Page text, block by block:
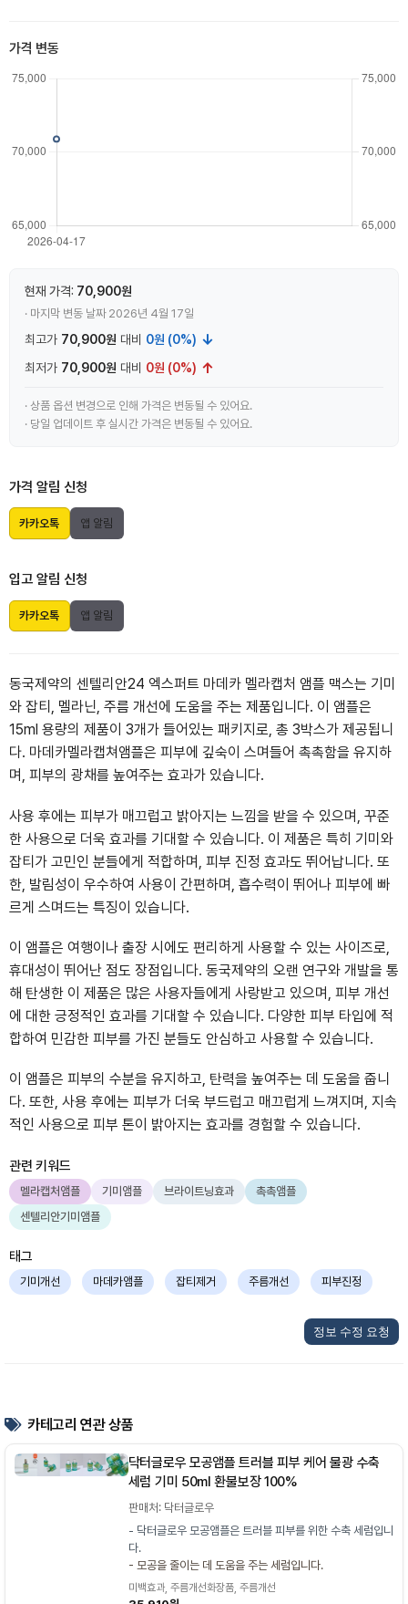
가격 변동
현재 가격: 70,900원
· 마지막 변동 날짜 2026년 4월 17일
최고가 70,900원 대비 0원 (0%) ↓
최저가 70,900원 대비 0원 (0%) ↑
· 상품 옵션 변경으로 인해 가격은 변동될 수 있어요.
· 당일 업데이트 후 실시간 가격은 변동될 수 있어요.
가격 알림 신청
카카오톡 앱 알림
입고 알림 신청
카카오톡 앱 알림
동국제약의 센텔리안24 엑스퍼트 마데카 멜라캡처 앰플 맥스는 기미
와 잡티, 멜라닌, 주름 개선에 도움을 주는 제품입니다. 이 앰플은
15ml 용량의 제품이 3개가 들어있는 패키지로, 총 3박스가 제공됩니
다. 마데카멜라캡쳐앰플은 피부에 깊숙이 스며들어 촉촉함을 유지하
며, 피부의 광채를 높여주는 효과가 있습니다.
사용 후에는 피부가 매끄럽고 밝아지는 느낌을 받을 수 있으며, 꾸준
한 사용으로 더욱 효과를 기대할 수 있습니다. 이 제품은 특히 기미와
잡티가 고민인 분들에게 적합하며, 피부 진정 효과도 뛰어납니다. 또
한, 발림성이 우수하여 사용이 간편하며, 흡수력이 뛰어나 피부에 빠
르게 스며드는 특징이 있습니다.
이 앰플은 여행이나 출장 시에도 편리하게 사용할 수 있는 사이즈로,
휴대성이 뛰어난 점도 장점입니다. 동국제약의 오랜 연구와 개발을 통
해 탄생한 이 제품은 많은 사용자들에게 사랑받고 있으며, 피부 개선
에 대한 긍정적인 효과를 기대할 수 있습니다. 다양한 피부 타입에 적
합하여 민감한 피부를 가진 분들도 안심하고 사용할 수 있습니다.
이 앰플은 피부의 수분을 유지하고, 탄력을 높여주는 데 도움을 줍니
다. 또한, 사용 후에는 피부가 더욱 부드럽고 매끄럽게 느껴지며, 지속
적인 사용으로 피부 톤이 밝아지는 효과를 경험할 수 있습니다.
관련 키워드
멜라캡처앰플 기미앰플 브라이트닝효과
촉촉앰플
센텔리안기미앰플
태그
기미개선 마데카앰플 잡티제거 주름개선 피부진정
정보 수정 요청
카테고리 연관 상품
닥터글로우 모공앰플 트러블 피부 케어 물광 수축
세럼 기미 50ml 환불보장 100%
판매처: 닥터글로우
- 닥터글로우 모공앰플은 트러블 피부를 위한 수축 세럼입니
다.
- 모공을 줄이는 데 도움을 주는 세럼입니다.
미백효과, 주름개선화장품, 주름개선